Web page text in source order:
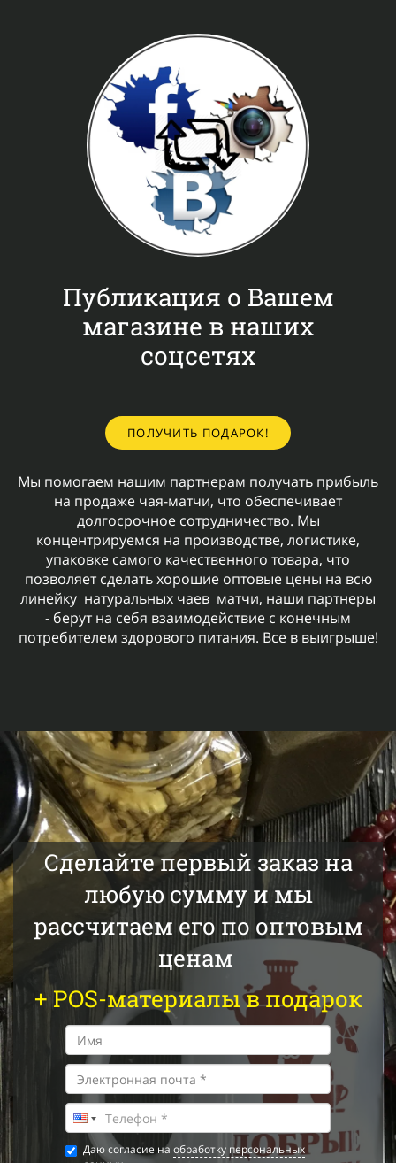
Публикация о Вашем
магазине в наших
соцсетях
ПОЛУЧИТЬ ПОДАРОК!
Мы помогаем нашим партнерам получать прибыль
на продаже чая-матчи, что обеспечивает
долгосрочное сотрудничество. Мы
концентрируемся на производстве, логистике,
упаковке самого качественного товара, что
позволяет сделать хорошие оптовые цены на всю
линейку натуральных чаев матчи, наши партнеры
- берут на себя взаимодействие с конечным
потребителем здорового питания. Все в выигрыше!
Сделайте первый заказ на
любую сумму и мы
рассчитаем его по оптовым
ценам
+ POS-материалы в подарок
Даю согласие на обработку персональных